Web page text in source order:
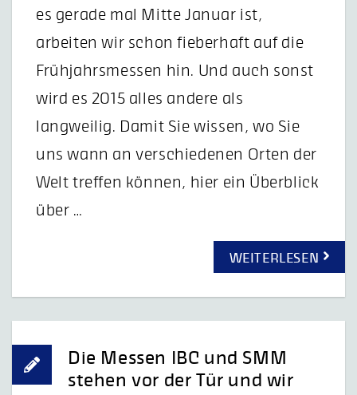
es gerade mal Mitte Januar ist,
arbeiten wir schon fieberhaft auf die
Frühjahrsmessen hin. Und auch sonst
wird es 2015 alles andere als
langweilig. Damit Sie wissen, wo Sie
uns wann an verschiedenen Orten der
Welt treffen können, hier ein Überblick
über …
WEITERLESEN
Die Messen IBC und SMM
stehen vor der Tür und wir